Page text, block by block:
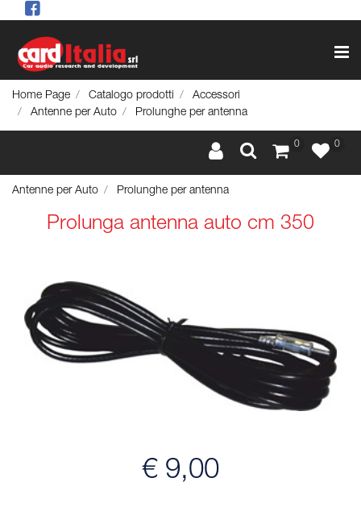
Home Page Catalogo prodotti
Accessori
Antenne per Auto
Prolunghe per antenna
0 0
Antenne per Auto Prolunghe per antenna
Prolunga antenna auto cm 350
€ 9,00